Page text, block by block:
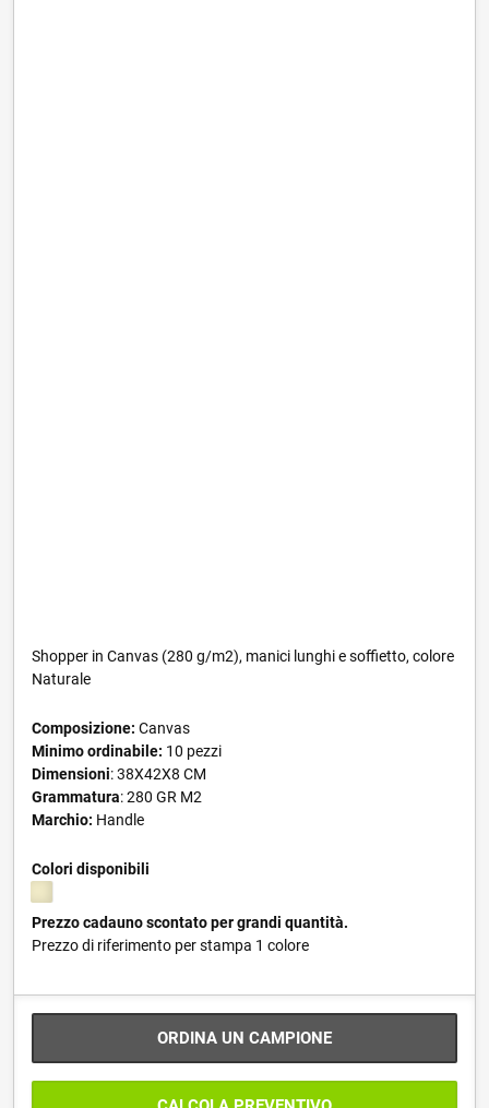
Shopper in Canvas (280 g/m2), manici lunghi e soffietto, colore
Naturale
Composizione: Canvas
Minimo ordinabile: 10 pezzi
Dimensioni: 38X42X8 CM
Grammatura: 280 GR M2
Marchio: Handle
Colori disponibili
Prezzo cadauno scontato per grandi quantità.
Prezzo di riferimento per stampa 1 colore
ORDINA UN CAMPIONE